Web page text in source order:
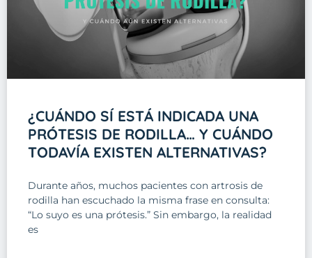
¿CUÁNDO SÍ ESTÁ INDICADA UNA
PRÓTESIS DE RODILLA… Y CUÁNDO
TODAVÍA EXISTEN ALTERNATIVAS?
Durante años, muchos pacientes con artrosis de
rodilla han escuchado la misma frase en consulta:
“Lo suyo es una prótesis.” Sin embargo, la realidad
es